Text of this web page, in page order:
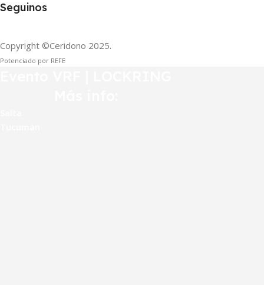
Seguinos
Copyright ©Ceridono 2025.
Potenciado por REFE